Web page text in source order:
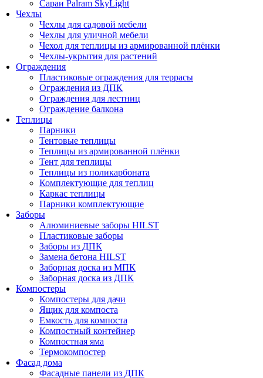
Сараи Palram SkyLight
Чехлы
Чехлы для садовой мебели
Чехлы для уличной мебели
Чехол для теплицы из армированной плёнки
Чехлы-укрытия для растений
Ограждения
Пластиковые ограждения для террасы
Ограждения из ДПК
Ограждения для лестниц
Ограждение балкона
Теплицы
Парники
Тентовые теплицы
Теплицы из армированной плёнки
Тент для теплицы
Теплицы из поликарбоната
Комплектующие для теплиц
Каркас теплицы
Парники комплектующие
Заборы
Алюминиевые заборы HILST
Пластиковые заборы
Заборы из ДПК
Замена бетона HILST
Заборная доска из МПК
Заборная доска из ДПК
Компостеры
Компостеры для дачи
Ящик для компоста
Емкость для компоста
Компостный контейнер
Компостная яма
Термокомпостер
Фасад дома
Фасадные панели из ДПК